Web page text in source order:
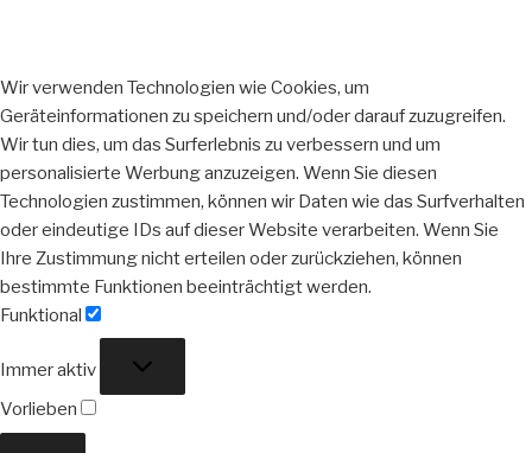
Wir verwenden Technologien wie Cookies, um
Geräteinformationen zu speichern und/oder darauf zuzugreifen.
Wir tun dies, um das Surferlebnis zu verbessern und um
personalisierte Werbung anzuzeigen. Wenn Sie diesen
Technologien zustimmen, können wir Daten wie das Surfverhalten
oder eindeutige IDs auf dieser Website verarbeiten. Wenn Sie
Ihre Zustimmung nicht erteilen oder zurückziehen, können
bestimmte Funktionen beeinträchtigt werden.
Funktional
Immer aktiv
Vorlieben